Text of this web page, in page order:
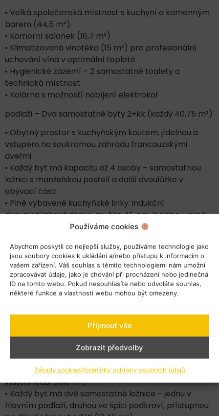
Používáme cookies
Abychom poskytli co nejlepší služby, používáme technologie jako
jsou soubory cookies k ukládání a/nebo přístupu k informacím o
vašem zařízení. Váš souhlas s těmito technologiemi nám umožní
zpracovávat údaje, jako je chování při procházení nebo jedinečná
ID na tomto webu. Pokud nesouhlasíte nebo odvoláte souhlas,
některé funkce a vlastnosti webu mohou být omezeny.
Příjmout vše
Zobrazit předvolby
Zásady cookiesPodmínky ochrany osobních údajů
• Velká společenská místnost s kuchyní a kamenným
barem (44,5 m²)
• Komorní salonek (16,7 m²)
• Klimatizovaná vinotéka (15 m²) pro profesionální
uchování vína v optimální teplotě
• Hygienické zázemí – 2 samostatné toalety a
technická místnost
• Kolárna s možností nabíjení elektrokol
podlaží – Dva samostatné byty 2+kk (každý 40,75 m²)
• Obytný prostor s kuchyňským koutem, jídelnou a
vstupem na soukromou zahradu francouzskými
dveřmi
• Každý byt má kapacitu až 4 osoby – samostatnou
ložnici s manželskou postelí a další dvoulůžko v
obývací části
• Plně vybavené kuchyňské linky: indukční
dvouplotýnková deska, myčka 45 cm, lednice, varná
konvice, kávovar, nádobí a příbory
• Podlahové elektrické vytápění a klimatizace pro
maximální komfort
podlaží – Dva byty 3+kk v podkroví se společnou
předsíní (každý byt o ploše 48,26 m² včetně
• Celé podlaží se nachází v podkroví, kde jsou dva
samostatné byty 3+kk přístupné ze společné
• Spodní obytná část každého bytu (34,8 m²) zahrnuje
kuchyňský kout, jídelní a obývací zónu s přístupem na
vlastní lodžii (10,8 m²)
• Každý byt má dvě samostatné ložnice – jednu v
hlavním podlaží, druhou ve špici podkroví, přístupnou